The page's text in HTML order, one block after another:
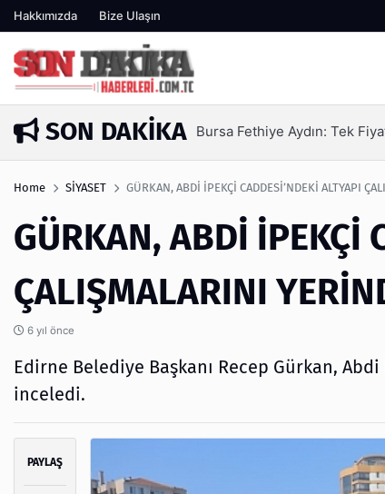
Hakkımızda Bize Ulaşın
SON DAKIKA
A.Ş 3 gün önceSEO Hizmeti Alırken
Home SİYASET GÜRKAN, ABDİ İPEKÇİ CADDESİ’NDEKİ ALTYAPI
GÜRKAN, ABDİ İPEKÇİ
ÇALIŞMALARINI
6 yıl önce
Edirne Belediye Başkanı Recep Gürkan,
inceledi.
PAYLAŞ